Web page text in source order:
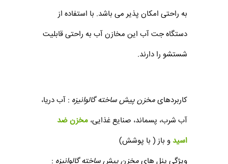
به راحتی امکان پذیر می باشد. با استفاده از
دستگاه جت آب این مخازن آب به راحتی قابلیت
شستشو را دارند.
کاربردهایمخزن پیش ساخته گالوانیزه : آب دریا،
آب شرب، پسماند، صنایع غذایی، مخزن ضد
اسید و باز ( با پوشش)
ویژگی پنل هایمخزن پیش ساخته گالوانیزه :